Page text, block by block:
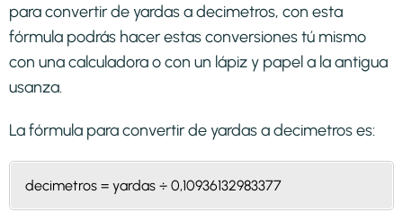
para convertir de yardas a decimetros, con esta
fórmula podrás hacer estas conversiones tú mismo
con una calculadora o con un lápiz y papel a la antigua
usanza.
La fórmula para convertir deyardas a decimetroses:
decimetros = yardas ÷ 0,10936132983377